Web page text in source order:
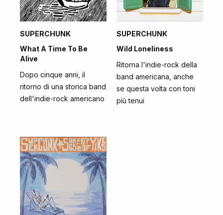
SUPERCHUNK
What A Time To Be
Alive
Dopo cinque anni, il
ritorno di una storica band
dell'indie-rock americano
SUPERCHUNK
Wild Loneliness
Ritorna l'indie-rock della
band americana, anche
se questa volta con toni
più tenui